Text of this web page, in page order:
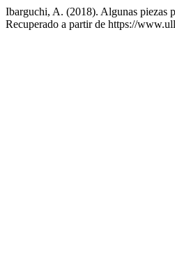
Ibarguchi, A. (2018). Algunas piezas
Recuperado a partir de https://